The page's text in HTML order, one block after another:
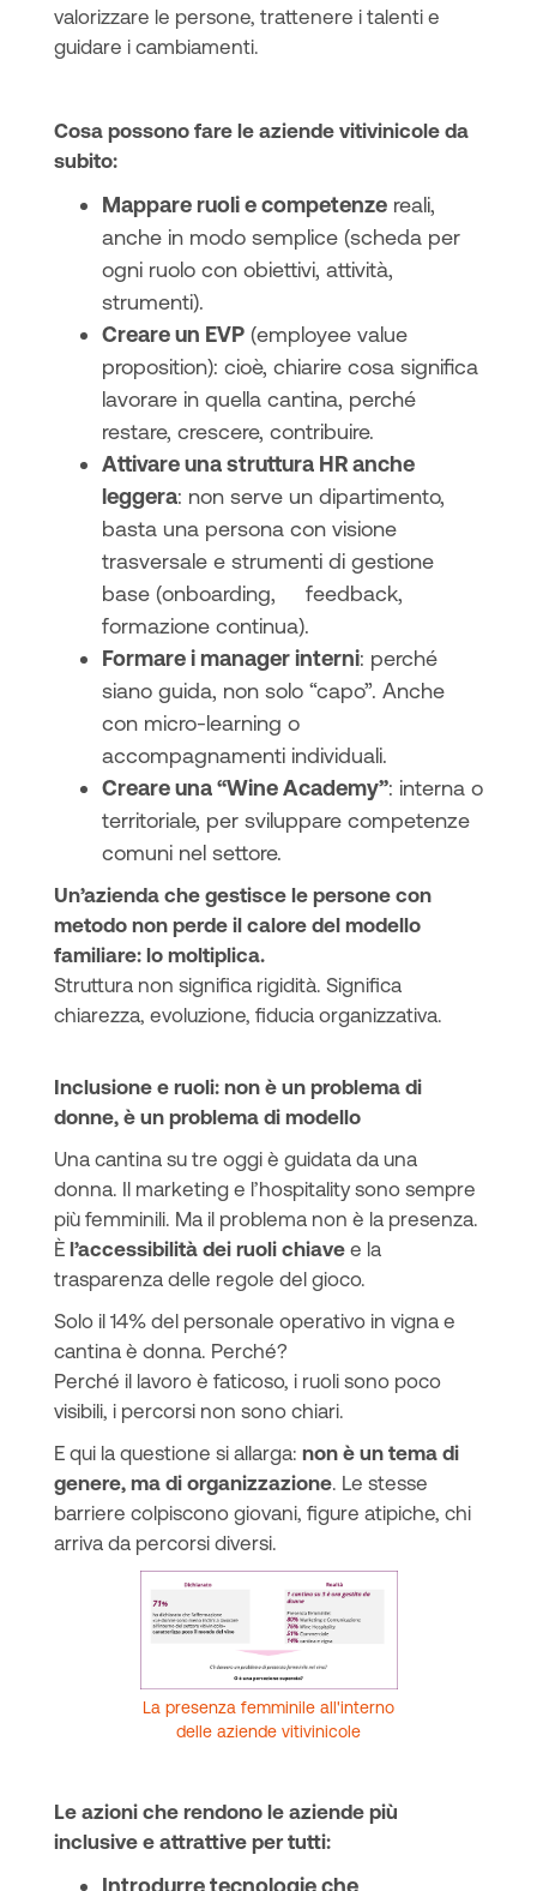
valorizzare le persone, trattenere i talenti e
guidare i cambiamenti.
Cosa possono fare le aziende vitivinicole da
subito:
Mappare ruoli e competenzereali,
anche in modo semplice (scheda per
ogni ruolo con obiettivi, attività,
strumenti).
Creare un EVP(employee value
proposition): cioè, chiarire cosa significa
lavorare in quella cantina, perché
restare, crescere, contribuire.
Attivare una struttura HR anche
leggera: non serve un dipartimento,
basta una persona con visione
trasversale e strumenti di gestione
base (onboarding, feedback,
formazione continua).
Formare i manager interni: perché
siano guida, non solo “capo”. Anche
con micro-learning o
accompagnamenti individuali.
Creare una “Wine Academy”: interna o
territoriale, per sviluppare competenze
comuni nel settore.
Un’azienda che gestisce le persone con
metodo non perde il calore del modello
familiare: lo moltiplica.
Struttura non significa rigidità. Significa
chiarezza, evoluzione, fiducia organizzativa.
Inclusione e ruoli: non è un problema di
donne, è un problema di modello
Una cantina su tre oggi è guidata da una
donna. Il marketing e l’hospitality sono sempre
più femminili. Ma il problema non è la presenza.
È l’accessibilità dei ruoli chiavee la
trasparenza delle regole del gioco.
Solo il 14% del personale operativo in vigna e
cantina è donna. Perché?
Perché il lavoro è faticoso, i ruoli sono poco
visibili, i percorsi non sono chiari.
E qui la questione si allarga: non è un tema di
genere, ma di organizzazione. Le stesse
barriere colpiscono giovani, figure atipiche, chi
arriva da percorsi diversi.
La presenza femminile all'interno
delle aziende vitivinicole
Le azioni che rendono le aziende più
inclusive e attrattive per tutti:
Introdurre tecnologie che